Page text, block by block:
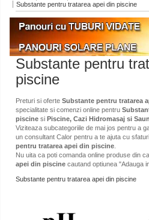
Substante pentru tratarea apei din piscine
Substante pentru
piscine
Preturi si oferte Substante pentru tratarea
specialitate si comenzi online pentru
piscine si Piscine, Cazi Hidromasaj si
Viziteaza subcategoriile de mai jos pentru a
un consultant Calor pentru a te ajuta cu
pentru tratarea apei din piscine
Nu uita ca poti comanda online produse din
apei din piscine cautand optiunea "Adauga
Substante pentru tratarea apei din piscine